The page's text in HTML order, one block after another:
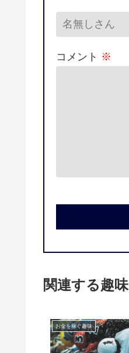
コメント ※
関連する趣味
お金を稼ぐ趣味